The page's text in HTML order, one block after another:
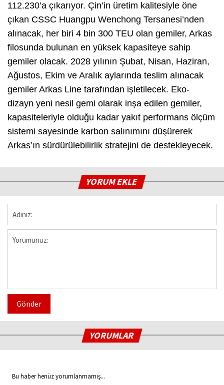
112.230’a çıkarıyor. Çin’in üretim kalitesiyle öne
çıkan CSSC Huangpu Wenchong Tersanesi’nden
alınacak, her biri 4 bin 300 TEU olan gemiler, Arkas
filosunda bulunan en yüksek kapasiteye sahip
gemiler olacak. 2028 yılının Şubat, Nisan, Haziran,
Ağustos, Ekim ve Aralık aylarında teslim alınacak
gemiler Arkas Line tarafından işletilecek. Eko-
dizayn yeni nesil gemi olarak inşa edilen gemiler,
kapasiteleriyle olduğu kadar yakıt performans ölçüm
sistemi sayesinde karbon salınımını düşürerek
Arkas’ın sürdürülebilirlik stratejini de destekleyecek.
YORUM EKLE
Gönder
YORUMLAR
Bu haber henüz yorumlanmamış...